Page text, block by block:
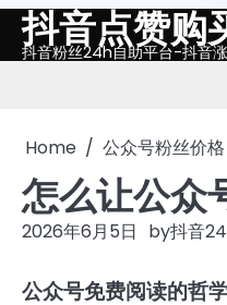
Skip抖音点赞购
抖音粉丝24h自助平台-抖音
Home 公众号粉丝价格
怎么让公众
2026年6月5日 by抖音
公众号免费阅读的哲